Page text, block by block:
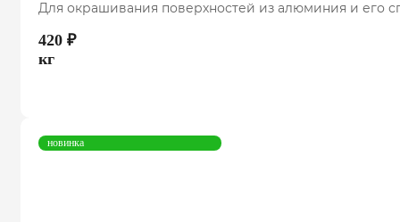
Для окрашивания поверхностей из алюминия и его
420 ₽
кг
новинка